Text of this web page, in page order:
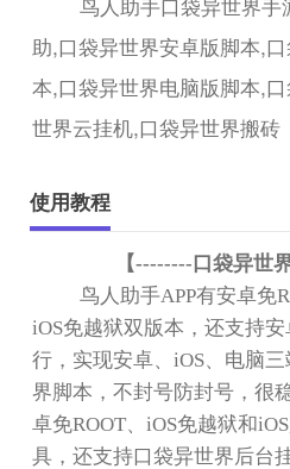
页
助,口袋异世界安卓版脚本,
本,口袋异世界电脑版脚本,
世界云挂机,口袋异世界搬砖
使用教程
【--------口袋异世
鸟人助手APP有安卓免
iOS免越狱双版本，还支持
行，实现安卓、iOS 、电脑
界脚本，不封号防封号，很
卓免ROOT 、iOS免越狱和iOS
具，还支持口袋异世界后台